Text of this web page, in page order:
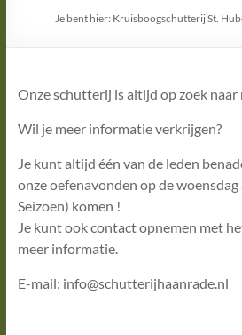
Je bent hier: Kruisboogschutterij St.
Onze schutterij is altijd op zoek naar
Wil je meer informatie verkrijgen?
Je kunt altijd één van de leden
onze oefenavonden op de
Seizoen) komen !
Je kunt ook contact opnemen met
meer informatie.
E-mail: info@schutterijhaanrade.nl